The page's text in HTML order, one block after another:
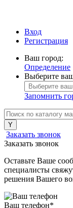
Вход
Регистрация
Ваш город:
Определение
Выберите
Запомнить
Заказать звонок
Заказать звонок
Оставьте Ваше
специалисты
решения Вашего
Ваш телефон*